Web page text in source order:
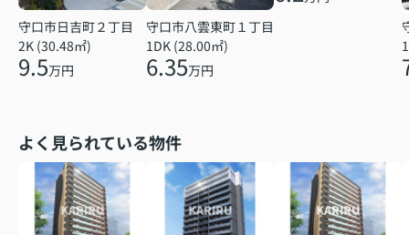
守口市日吉町２丁目
2K (30.48㎡)
9.5万円
守口市八雲東町１丁目
1DK (28.00㎡)
6.35万円
よく見られている物件